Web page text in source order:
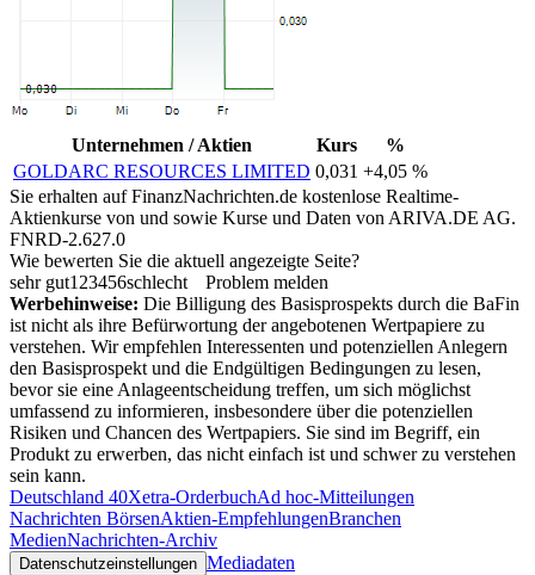
Unternehmen / Aktien Kurs
%
GOLDARC RESOURCES LIMITED 0,031 +4,05 %
Sie erhalten auf FinanzNachrichten.de kostenlose Realtime-
Aktienkurse von und sowie Kurse und Daten von ARIVA.DE AG.
FNRD-2.627.0
Wie bewerten Sie die aktuell angezeigte Seite?
sehr gut1 23456schlecht
Problem melden
Werbehinweise: Die Billigung des Basisprospekts durch die BaFin
ist nicht als ihre Befürwortung der angebotenen Wertpapiere zu
verstehen. Wir empfehlen Interessenten und potenziellen Anlegern
den Basisprospekt und die Endgültigen Bedingungen zu lesen,
bevor sie eine Anlageentscheidung treffen, um sich möglichst
umfassend zu informieren, insbesondere über die potenziellen
Risiken und Chancen des Wertpapiers. Sie sind im Begriff, ein
Produkt zu erwerben, das nicht einfach ist und schwer zu verstehen
sein kann.
Deutschland 40Xetra-OrderbuchAd hoc-Mitteilungen
Nachrichten BörsenAktien-EmpfehlungenBranchen
MedienNachrichten-Archiv
Datenschutzeinstellungen Mediadaten